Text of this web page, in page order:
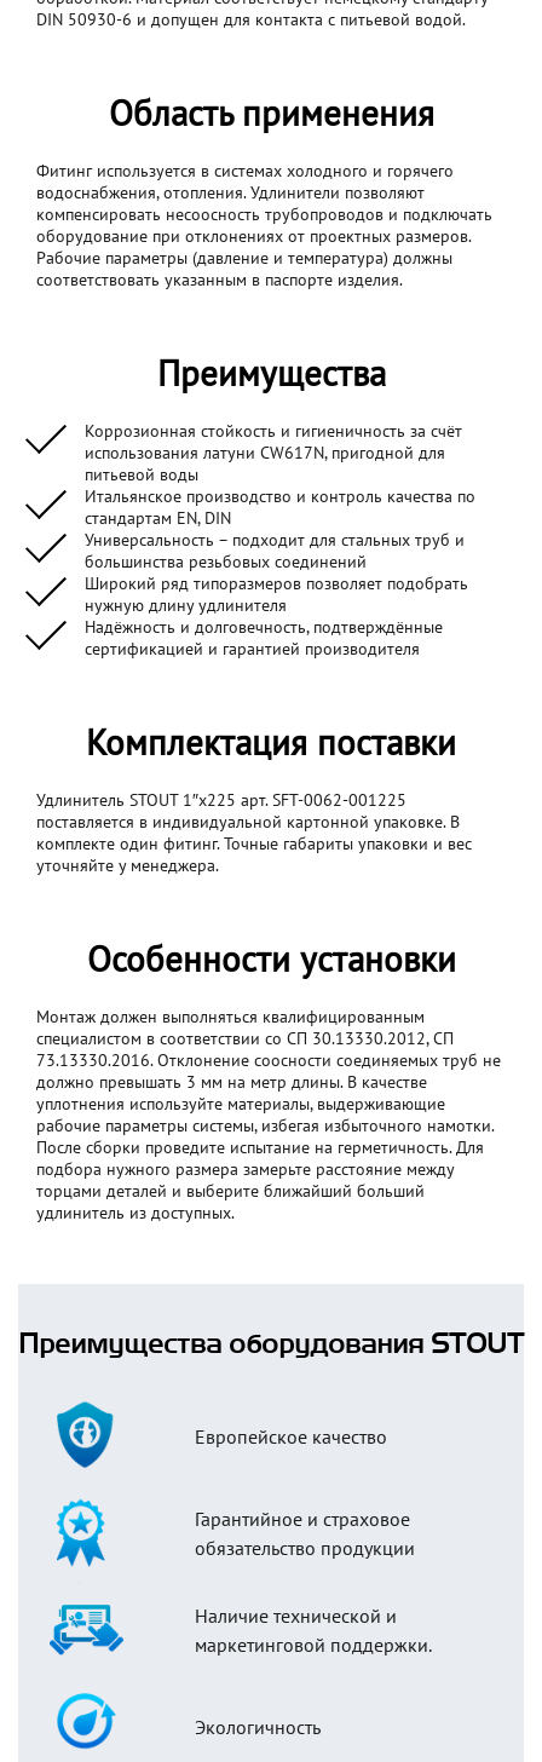
DIN 50930-6 и допущен для контакта с питьевой водой.
Область применения
Фитинг используется в системах холодного и горячего
водоснабжения, отопления. Удлинители позволяют
компенсировать несоосность трубопроводов и подключать
оборудование при отклонениях от проектных размеров.
Рабочие параметры (давление и температура) должны
соответствовать указанным в паспорте изделия.
Преимущества
Коррозионная стойкость и гигиеничность за счёт
использования латуни CW617N, пригодной для
питьевой воды
Итальянское производство и контроль качества по
стандартам EN, DIN
Универсальность – подходит для стальных труб и
большинства резьбовых соединений
Широкий ряд типоразмеров позволяет подобрать
нужную длину удлинителя
Надёжность и долговечность, подтверждённые
сертификацией и гарантией производителя
Комплектация поставки
Удлинитель STOUT 1″x225 арт. SFT-0062-001225
поставляется в индивидуальной картонной упаковке. В
комплекте один фитинг. Точные габариты упаковки и вес
уточняйте у менеджера.
Особенности установки
Монтаж должен выполняться квалифицированным
специалистом в соответствии со СП 30.13330.2012, СП
73.13330.2016. Отклонение соосности соединяемых труб не
должно превышать 3 мм на метр длины. В качестве
уплотнения используйте материалы, выдерживающие
рабочие параметры системы, избегая избыточного намотки.
После сборки проведите испытание на герметичность. Для
подбора нужного размера замерьте расстояние между
торцами деталей и выберите ближайший больший
удлинитель из доступных.
Преимущества оборудования STOUT
Европейское качество
Гарантийное и страховое
обязательство продукции
Наличие технической и
маркетинговой поддержки.
Экологичность